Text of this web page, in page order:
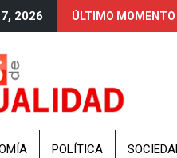
2026 ÚLTIMO MOMENTO
POLÍTICA